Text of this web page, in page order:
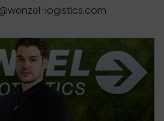
logistics.com